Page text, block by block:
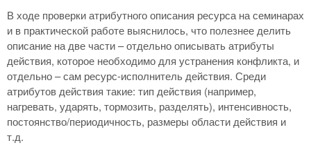
В ходе проверки атрибутного описания ресурса на семинарах
и в практической работе выяснилось, что полезнее делить
описание на две части – отдельно описывать атрибуты
действия, которое необходимо для устранения конфликта, и
отдельно – сам ресурс-исполнитель действия. Среди
атрибутов действия такие: тип действия (например,
нагревать, ударять, тормозить, разделять), интенсивность,
постоянство/периодичность, размеры области действия и
т.д.